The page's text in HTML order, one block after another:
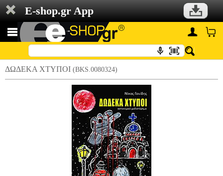
E-shop.gr App
ΔΩΔΕΚΑ ΧΤΥΠΟΙ (BKS.0080324)